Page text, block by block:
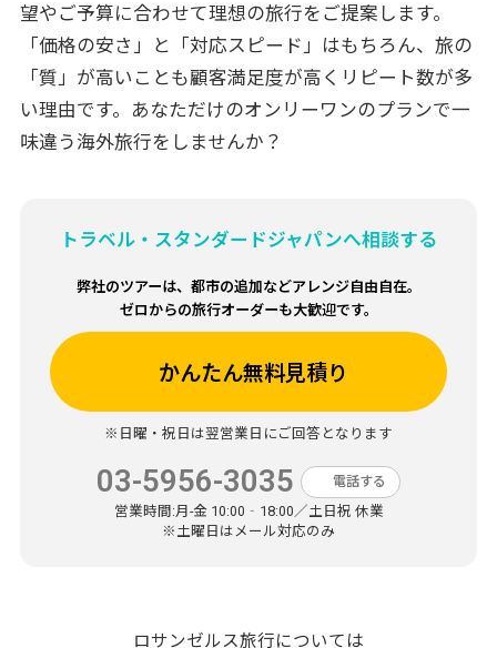
望やご予算に合わせて理想の旅行をご提案します。
「価格の安さ」と「対応スピード」はもちろん、旅の
「質」が高いことも顧客満足度が高くリピート数が多
い理由です。あなただけのオンリーワンのプランで一
味違う海外旅行をしませんか？
トラベル・スタンダードジャパンへ相談する
弊社のツアーは、都市の追加などアレンジ自由自在。
ゼロからの旅行オーダーも大歓迎です。
かんたん無料見積り
※日曜・祝日は翌営業日にご回答となります
03-5956-3035 電話する
営業時間:月-金 10:00‐18:00／土日祝 休業
※土曜日はメール対応のみ
ロサンゼルス旅行については